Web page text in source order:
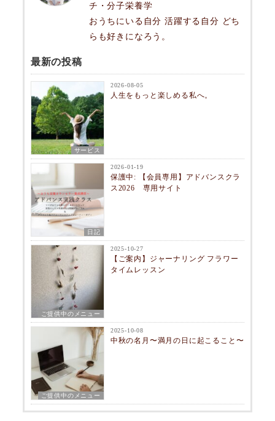
チ・分子栄養学
おうちにいる自分 活躍する自分 どち
らも好きになろう。
最新の投稿
サービス
2026-08-05
人生をもっと楽しめる私へ。
日記
2026-01-19
保護中: 【会員専用】アドバンスクラ
ス2026 専用サイト
ご提供中のメニュー
2025-10-27
【ご案内】ジャーナリング フラワー
タイムレッスン
ご提供中のメニュー
2025-10-08
中秋の名月〜満月の日に起こること〜